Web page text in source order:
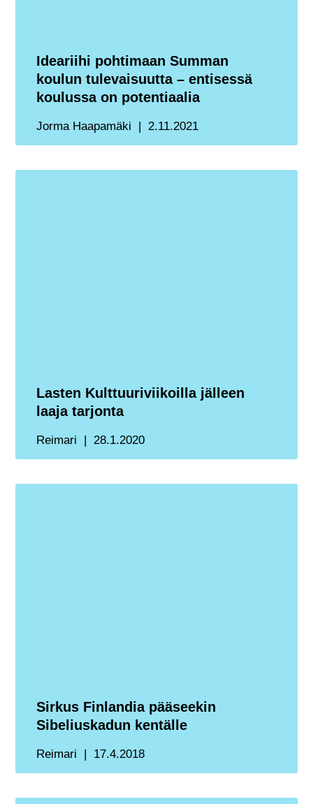
Ideariihi pohtimaan Summan
koulun tulevaisuutta – entisessä
koulussa on potentiaalia
Jorma Haapamäki 2.11.2021
Lasten Kulttuuriviikoilla jälleen
laaja tarjonta
Reimari 28.1.2020
Sirkus Finlandia pääseekin
Sibeliuskadun kentälle
Reimari 17.4.2018